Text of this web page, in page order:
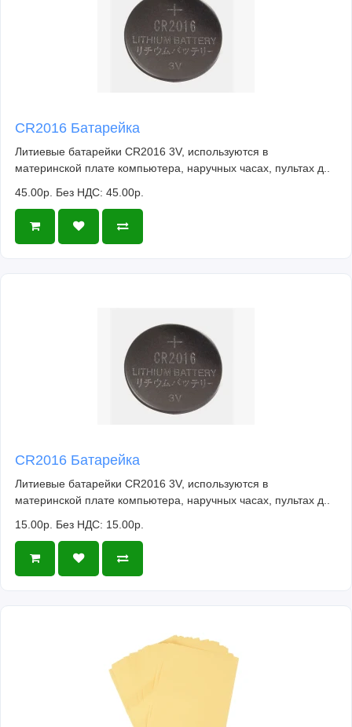
CR2016 Батарейка
Литиевые батарейки CR2016 3V, используются в
материнской плате компьютера, наручных часах, пультах д..
45.00р. Без НДС: 45.00р.
CR2016 Батарейка
Литиевые батарейки CR2016 3V, используются в
материнской плате компьютера, наручных часах, пультах д..
15.00р. Без НДС: 15.00р.